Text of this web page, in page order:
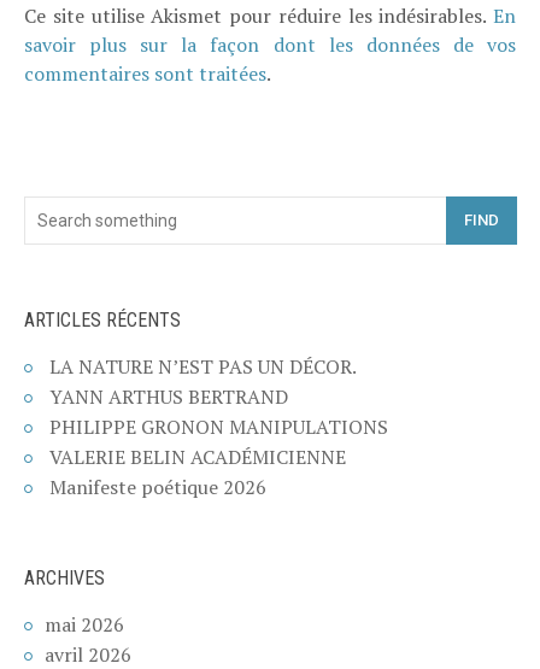
Ce site utilise Akismet pour réduire les indésirables. En
savoir plus sur la façon dont les données de vos
commentaires sont traitées.
FIND
ARTICLES RÉCENTS
LA NATURE N’EST PAS UN DÉCOR.
YANN ARTHUS BERTRAND
PHILIPPE GRONON MANIPULATIONS
VALERIE BELIN ACADÉMICIENNE
Manifeste poétique 2026
ARCHIVES
mai 2026
avril 2026